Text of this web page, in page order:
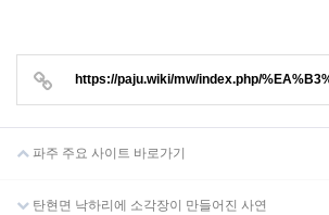
https://paju.wiki/mw/index.php/
파주 주요 사이트 바로가기
탄현면 낙하리에 소각장이 만들어진 사연